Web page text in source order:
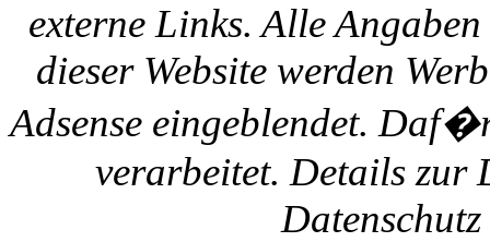
externe Links. Alle
dieser Website werden
Adsense eingeblendet.
verarbeitet. Details zur